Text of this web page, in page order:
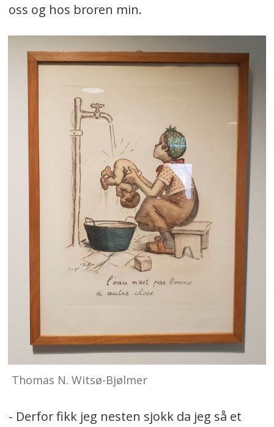
oss og hos broren min.
Thomas N. Witsø-Bjølmer
- Derfor fikk jeg nesten sjokk da jeg så et